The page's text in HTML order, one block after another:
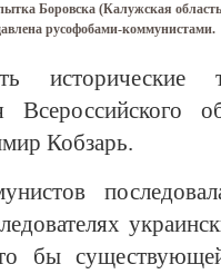
Боровска (Калужская
русофобами-коммунистами.
Всероссийского
Кобзарь.
бы